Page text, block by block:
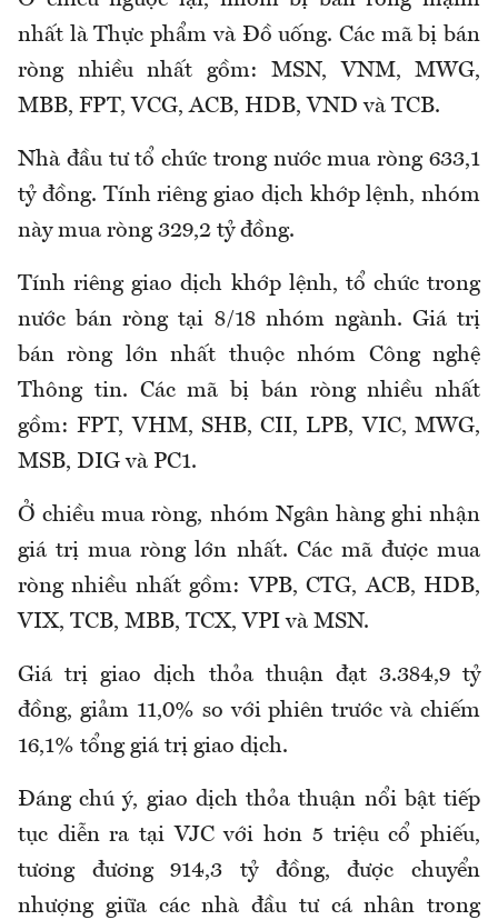
nhất là Thực phẩm và Đồ uống. Các mã bị bán
ròng nhiều nhất gồm: MSN, VNM, MWG,
MBB, FPT, VCG, ACB, HDB, VND và TCB.
Nhà đầu tư tổ chức trong nước mua ròng 633,1
tỷ đồng. Tính riêng giao dịch khớp lệnh, nhóm
này mua ròng 329,2 tỷ đồng.
Tính riêng giao dịch khớp lệnh, tổ chức trong
nước bán ròng tại 8/18 nhóm ngành. Giá trị
bán ròng lớn nhất thuộc nhóm Công nghệ
Thông tin. Các mã bị bán ròng nhiều nhất
gồm: FPT, VHM, SHB, CII, LPB, VIC, MWG,
MSB, DIG và PC1.
Ở chiều mua ròng, nhóm Ngân hàng ghi nhận
giá trị mua ròng lớn nhất. Các mã được mua
ròng nhiều nhất gồm: VPB, CTG, ACB, HDB,
VIX, TCB, MBB, TCX, VPI và MSN.
Giá trị giao dịch thỏa thuận đạt 3.384,9 tỷ
đồng, giảm 11,0% so với phiên trước và chiếm
16,1% tổng giá trị giao dịch.
Đáng chú ý, giao dịch thỏa thuận nổi bật tiếp
tục diễn ra tại VJC với hơn 5 triệu cổ phiếu,
tương đương 914,3 tỷ đồng, được chuyển
nhượng giữa các nhà đầu tư cá nhân trong